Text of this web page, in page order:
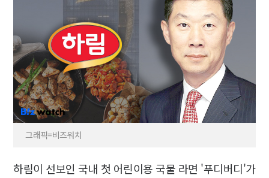
그래픽=비즈워치
하림이 선보인 국내 첫 어린이용 국물 라면 '푸디버디'가